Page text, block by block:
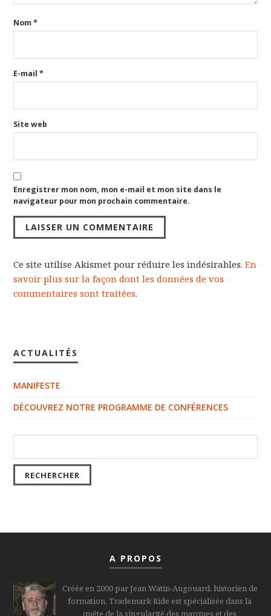
Nom*
E-mail*
Site web
Enregistrer mon nom, mon e-mail et mon site dans le
navigateur pour mon prochain commentaire.
Ce site utilise Akismet pour réduire les indésirables.En
savoir plus sur la façon dont les données de vos
commentaires sont traitées.
ACTUALITÉS
MANIFESTE
DÉCOUVREZ NOTRE PROGRAMME DE CONFÉRENCES
A PROPOS
Créée en 2000 par Jean Watin-Augouard, historien de
formation, Trademark Ride est spécialisée dans la
quête de la singularité des marques et des